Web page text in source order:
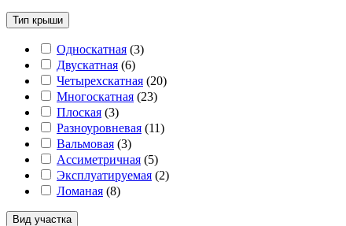
Тип крыши
Односкатная (3)
Двускатная (6)
Четырехскатная (20)
Многоскатная (23)
Плоская (3)
Разноуровневая (11)
Вальмовая (3)
Ассиметричная (5)
Эксплуатируемая (2)
Ломаная (8)
Вид участка